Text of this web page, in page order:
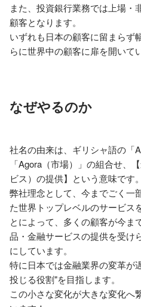
また、投資銀行業務では上場・
顧客となります。
いずれも日本の顧客に留まらず
らに世界中の顧客に扉を開いて
なぜやるのか
社名の由来は、ギリシャ語の「
「Agora（市場）」の組合せ、
ビス）の提供】という意味です。
弊社理念として、今までごく一
た世界トップレベルのサービス
とによって、多くの顧客が今ま
品・金融サービスの提供を受け
にしています。
特に日本では金融業界の変革が
投じる役割"を目指します。
この小さな変化が大きな変化へ